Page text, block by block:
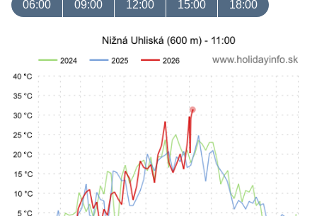
06:00 09:00 12:00 15:00 18:00